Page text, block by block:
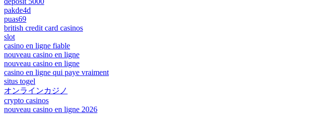
pakde4d
puas69
british credit card casinos
slot
casino en ligne fiable
nouveau casino en ligne
nouveau casino en ligne
casino en ligne qui paye vraiment
situs togel
オンラインカジノ
crypto casinos
nouveau casino en ligne 2026